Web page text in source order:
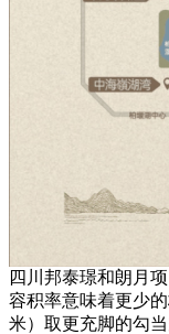
四川邦泰璟和朗月
容积率意味着更少
米）取更充脚的勾